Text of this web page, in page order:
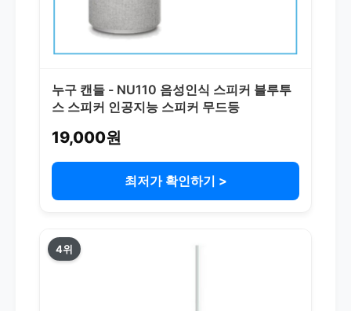
누구 캔들 - NU110 음성인식 스피커 블루투
스 스피커 인공지능 스피커 무드등
19,000원
최저가 확인하기 >
4위